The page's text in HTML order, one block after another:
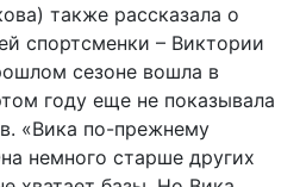
также рассказала о
спортсменки – Виктории
сезоне вошла в
году еще не показывала
«Вика по-прежнему
немного старше других